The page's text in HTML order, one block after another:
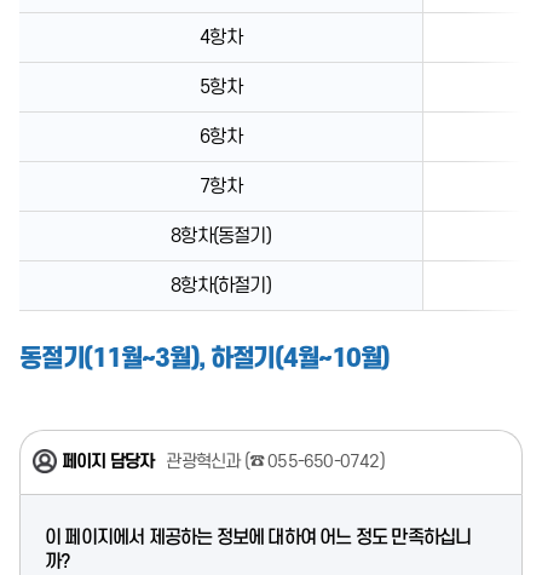
4항차
5항차
6항차
7항차
8항차(동절기)
8항차(하절기)
동절기(11월~3월), 하절기(4월~10월)
페이지 담당자 관광혁신과 (☎ 055-650-0742)
이 페이지에서 제공하는 정보에 대하여 어느 정도 만족하십니
까?